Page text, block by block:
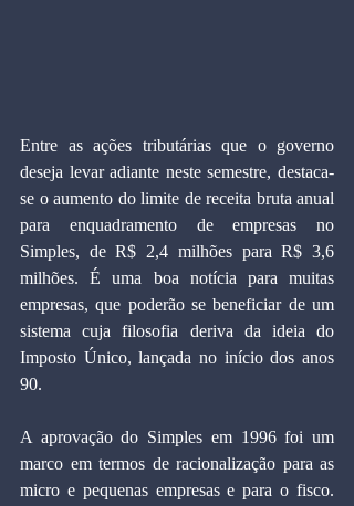
Entre as ações tributárias que o governo
deseja levar adiante neste semestre, destaca-
se o aumento do limite de receita bruta anual
para enquadramento de empresas no
Simples, de R$ 2,4 milhões para R$ 3,6
milhões. É uma boa notícia para muitas
empresas, que poderão se beneficiar de um
sistema cuja filosofia deriva da ideia do
Imposto Único, lançada no início dos anos
90.
A aprovação do Simples em 1996 foi um
marco em termos de racionalização para as
micro e pequenas empresas e para o fisco.